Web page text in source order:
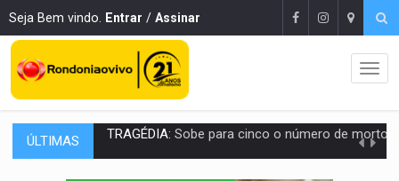
Seja Bem vindo. Entrar / Assinar
ÚLTIMAS TRANSPORTE DE ARROZ:MPF assegura cumprimento da legislação sobre transporte
DEEPFAKE:Sancionada lei contra violência sexual infantil na